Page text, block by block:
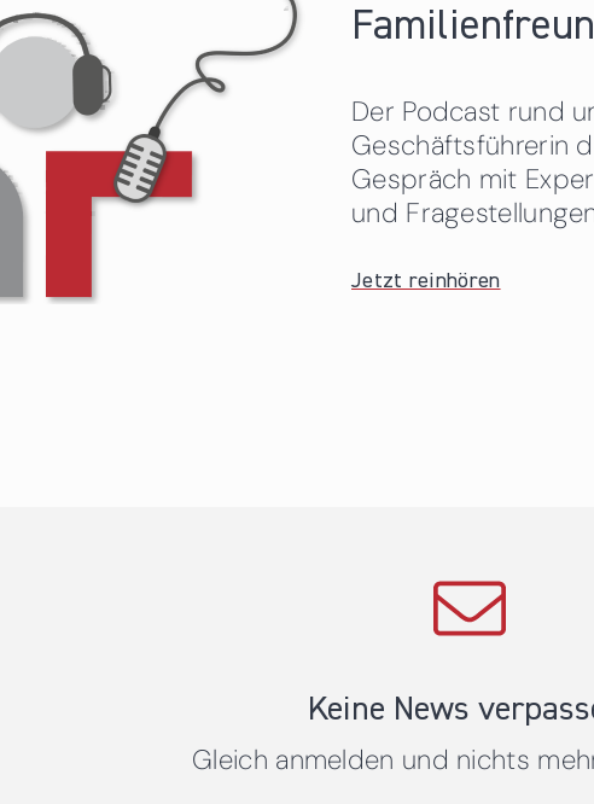
Der Podcast rund
Geschäftsführerin
Gespräch mit
und
Jetzt reinhören
Keine News
Gleich anmelden und nichts